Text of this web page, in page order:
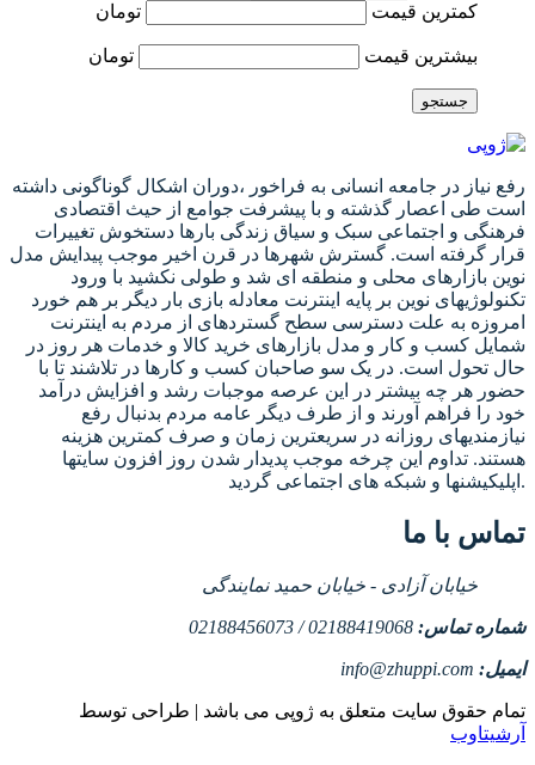
کمترین قیمت
تومان
بیشترین قیمت تومان
جستجو
رفع نیاز در جامعه انسانی به فراخور ،دوران اشکال گوناگونی داشته
است طی اعصار گذشته و با پیشرفت جوامع از حیث اقتصادی
فرهنگی و اجتماعی سبک و سیاق زندگی بارها دستخوش تغییرات
قرار گرفته است. گسترش شهرها در قرن اخیر موجب پیدایش مدل
نوین بازارهای محلی و منطقه ای شد و طولی نکشید با ورود
تکنولوژیهای نوین بر پایه اینترنت معادله بازی بار دیگر بر هم خورد
امروزه به علت دسترسی سطح گستردهای از مردم به اینترنت
شمایل کسب و کار و مدل بازارهای خرید کالا و خدمات هر روز در
حال تحول است. در یک سو صاحبان کسب و کارها در تلاشند تا با
حضور هر چه بیشتر در این عرصه موجبات رشد و افزایش درآمد
خود را فراهم آورند و از طرف دیگر عامه مردم بدنبال رفع
نیازمندیهای روزانه در سریعترین زمان و صرف کمترین هزینه
هستند. تداوم این چرخه موجب پدیدار شدن روز افزون سایتها
اپلیکیشنها و شبکه های اجتماعی گردید.
تماس با ما
خیابان آزادی - خیابان حمید نمایندگی
شماره تماس: 02188419068 / 02188456073
ایمیل: info@zhuppi.com
تمام حقوق سایت متعلق به ژوپی می باشد | طراحی توسط
آرشیتاوب